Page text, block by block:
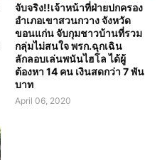
จับจริง!!เจ้าหน้าที่ฝ่ายปกครอง
อำเภอเขาสวนกวาง จังหวัด
ขอนแก่น จับกุมชาวบ้านที่รวม
กลุ่มไม่สนใจ พรก.ฉุกเฉิน
ลักลอบเล่นพนันไฮโล ได้ผู้
ต้องหา 14 คน เงินสดกว่า 7 พัน
บาท
April 06, 2020